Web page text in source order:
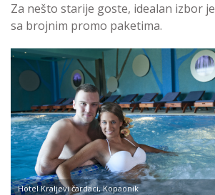
Za nešto starije goste, idealan izbor je
sa brojnim promo paketima.
Hotel Kraljevi čardaci, Kopaonik